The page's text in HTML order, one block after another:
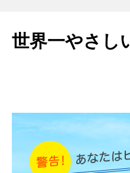
世界一やさし